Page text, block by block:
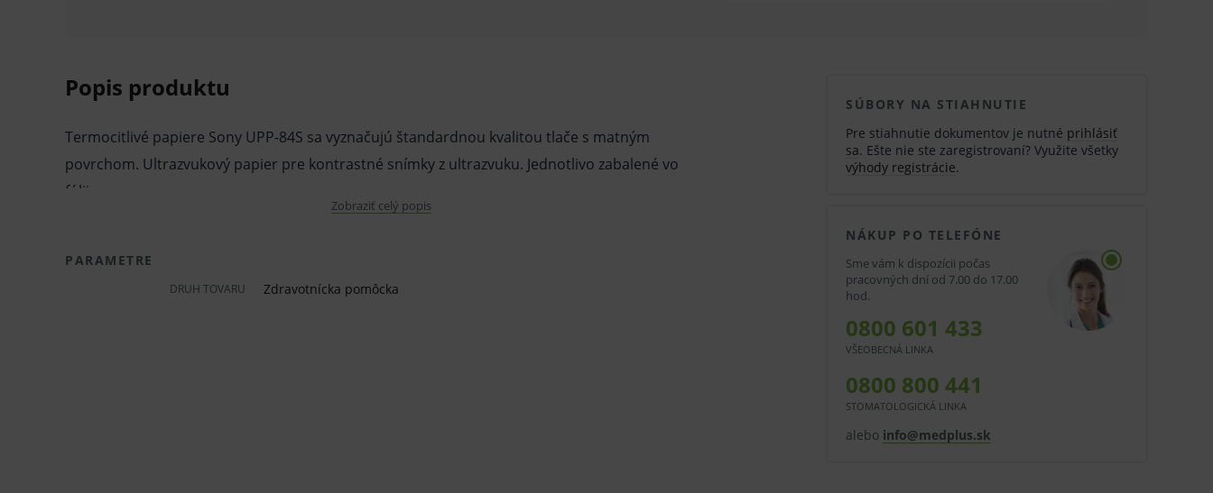
Popis produktu
Termocitlivé papiere Sony UPP-84S sa vyznačujú štandardnou kvalitou tlače s matným
povrchom. Ultrazvukový papier pre kontrastné snímky z ultrazvuku. Jednotlivo zabalené vo
fólii.
Zobraziť celý popis
PARAMETRE
DRUH TOVARU Zdravotnícka pomôcka
SÚBORY NA STIAHNUTIE
Pre stiahnutie dokumentov je nutné prihlásiť
sa. Ešte nie ste zaregistrovaní? Využite všetky
výhody registrácie.
NÁKUP PO TELEFÓNE
Sme vám k dispozícii počas
pracovných dní od 7.00 do 17.00
hod.
0800 601 433
VŠEOBECNÁ LINKA
0800 800 441
STOMATOLOGICKÁ LINKA
alebo info@medplus.sk